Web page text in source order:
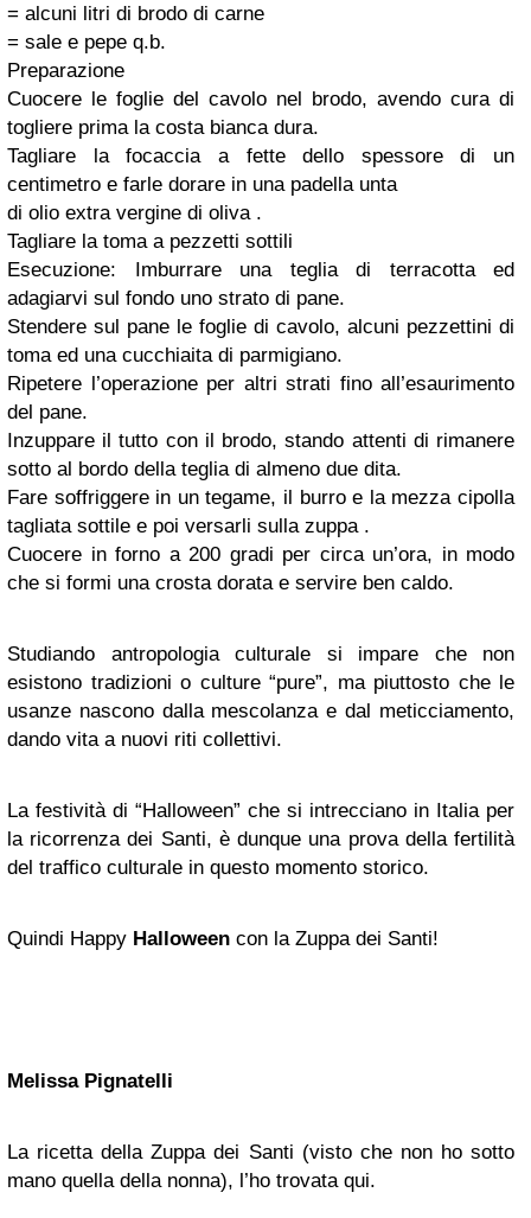
= alcuni litri di brodo di carne
= sale e pepe q.b.
Preparazione
Cuocere le foglie del cavolo nel brodo, avendo cura di
togliere prima la costa bianca dura.
Tagliare la focaccia a fette dello spessore di un
centimetro e farle dorare in una padella unta
di olio extra vergine di oliva .
Tagliare la toma a pezzetti sottili
Esecuzione: Imburrare una teglia di terracotta ed
adagiarvi sul fondo uno strato di pane.
Stendere sul pane le foglie di cavolo, alcuni pezzettini di
toma ed una cucchiaita di parmigiano.
Ripetere l’operazione per altri strati fino all’esaurimento
del pane.
Inzuppare il tutto con il brodo, stando attenti di rimanere
sotto al bordo della teglia di almeno due dita.
Fare soffriggere in un tegame, il burro e la mezza cipolla
tagliata sottile e poi versarli sulla zuppa .
Cuocere in forno a 200 gradi per circa un’ora, in modo
che si formi una crosta dorata e servire ben caldo.
Studiando antropologia culturale si impare che non
esistono tradizioni o culture “pure”, ma piuttosto che le
usanze nascono dalla mescolanza e dal meticciamento,
dando vita a nuovi riti collettivi.
La festività di “Halloween” che si intrecciano in Italia per
la ricorrenza dei Santi, è dunque una prova della fertilità
del traffico culturale in questo momento storico.
Quindi Happy Halloween con la Zuppa dei Santi!
Melissa Pignatelli
La ricetta della Zuppa dei Santi (visto che non ho sotto
mano quella della nonna), l’ho trovata qui.